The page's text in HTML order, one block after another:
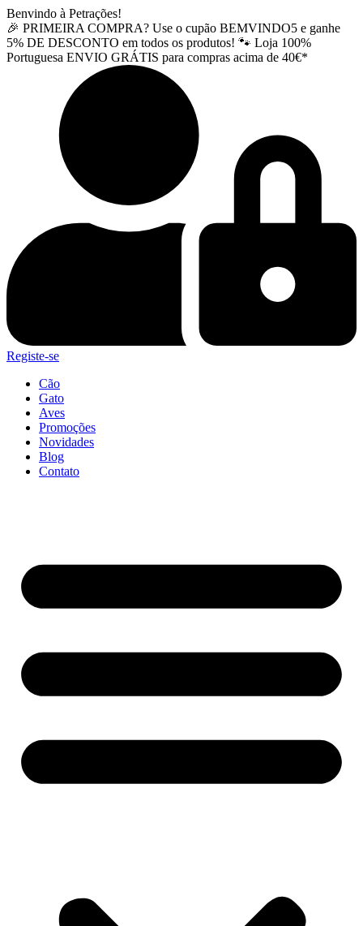
Pular
para
o
conteúdo
Benvindo à Petrações!
🎉 PRIMEIRA COMPRA? Use o cupão BEMVINDO5 e ganhe
5% DE DESCONTO em todos os produtos! 🐾 Loja 100%
Portuguesa ENVIO GRÁTIS para compras acima de 40€*
Registe-se
Cão
Gato
Aves
Promoções
Novidades
Blog
Contato